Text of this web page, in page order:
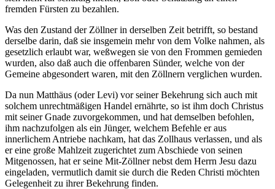
fremden Fürsten zu bezahlen.
Was den Zustand der Zöllner in derselben Zeit betrifft, so bestand
derselbe darin, daß sie insgemein mehr von dem Volke nahmen, als
gesetzlich erlaubt war, weßwegen sie von den Frommen gemieden
wurden, also daß auch die offenbaren Sünder, welche von der
Gemeine abgesondert waren, mit den Zöllnern verglichen wurden.
Da nun Matthäus (oder Levi) vor seiner Bekehrung sich auch mit
solchem unrechtmäßigen Handel ernährte, so ist ihm doch Christus
mit seiner Gnade zuvorgekommen, und hat demselben befohlen,
ihm nachzufolgen als ein Jünger, welchem Befehle er aus
innerlichem Antriebe nachkam, hat das Zollhaus verlassen, und als
er eine große Mahlzeit zugerichtet zum Abschiede von seinen
Mitgenossen, hat er seine Mit-Zöllner nebst dem Herrn Jesu dazu
eingeladen, vermutlich damit sie durch die Reden Christi möchten
Gelegenheit zu ihrer Bekehrung finden.